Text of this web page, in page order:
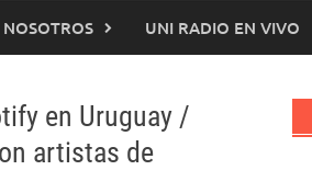
UNI RADIO EN VIVO
en Uruguay /
artistas de